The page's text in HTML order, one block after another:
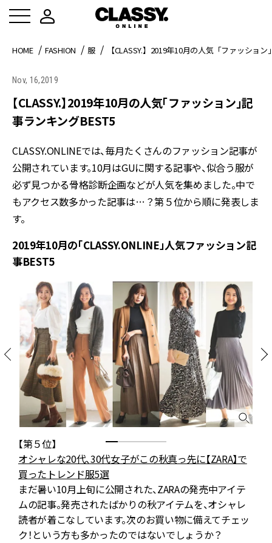
HOME FASHION 服 【CLASSY.】2019年10月の人気「ファッショ
Nov, 16,2019
【CLASSY.】2019年10月の人気「ファッション」記
事ランキングBEST5
CLASSY.ONLINEでは、毎月たくさんのファッション記事が
公開されています。10月はGUに関する記事や、似合う服が
必ず見つかる骨格診断企画などが人気を集めました。中で
もアクセス数多かった記事は…？第５位から順に発表しま
す。
2019年10月の「CLASSY.ONLINE」人気ファッション記
事BEST5
【第５位】
オシャレな20代、30代女子がこの秋真っ先に【ZARA】で
買ったトレンド服5選
まだ暑い10月上旬に公開された、ZARAの発売中アイテ
ムの記事。発売されたばかりの秋アイテムを、オシャレ
読者が着こなしています。次のお買い物に備えてチェッ
ク！という方も多かったのではないでしょうか？